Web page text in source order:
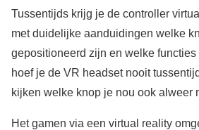
Tussentijds krijg je de controller
met duidelijke aanduidingen welke
gepositioneerd zijn en welke
hoef je de VR headset nooit
kijken welke knop je nou ook alweer
Het gamen via een virtual reality